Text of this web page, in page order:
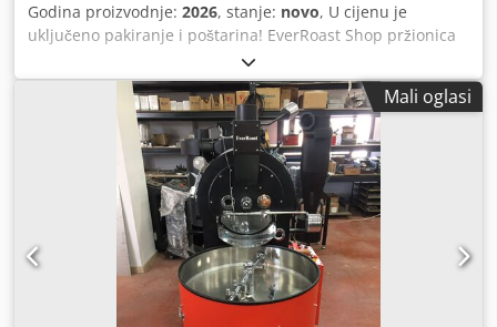
Godina proizvodnje: 2026, stanje: novo, U cijenu je
uključeno pakiranje i poštarina! EverRoast Shop pržionica
kave ima kapacitet od 5 kg zelenih zrna kave po seriji i
savršeno je rješenje za kafiće i tvrtke za prženje kave, koje
žele pržiti do 20 kg na sat. Kapacitet serije 5 kg Vrijeme
pečenja 9-13 min Izvor topline LPG/prirodni plin Princip
pečenja Provođenje i konvekcija Dvostruki zid bubnja
Priručnik upravljačke jedinice/PLC (opcionalno) Stroj kojim
se može u potpunosti upravljati: kontrola protoka
zraka/kontrola brzine bubnja/kontrola razine plamena
Moguće spajanje na PC Chjdpfxsi Hqmye Aptoa Jamstvo: 2
godine Logo vaše tvrtke može se dodati na bubanj! Možete
birati bilo koju boju! Molimo kontaktirajte nas za više
pržionica i opreme za kavu!
Mali oglasi